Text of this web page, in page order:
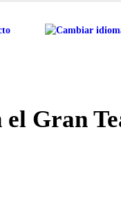
Gran